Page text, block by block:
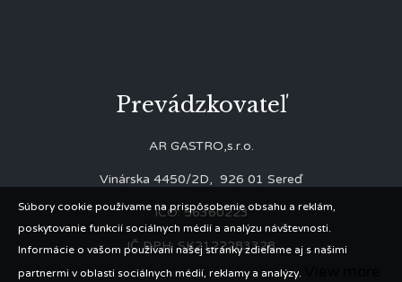
Prevádzkovateľ
AR GASTRO,s.r.o.
Vinárska 4450/2D, 926 01 Sereď
IČO: 56360223
IČ DPH: SK2122283328
Súbory cookie používame na prispôsobenie obsahu a reklám,
poskytovanie funkcií sociálnych médií a analýzu návštevnosti.
Informácie o vašom používaní našej stránky zdieľame aj s našimi
partnermi v oblasti sociálnych médií, reklamy a analýzy.